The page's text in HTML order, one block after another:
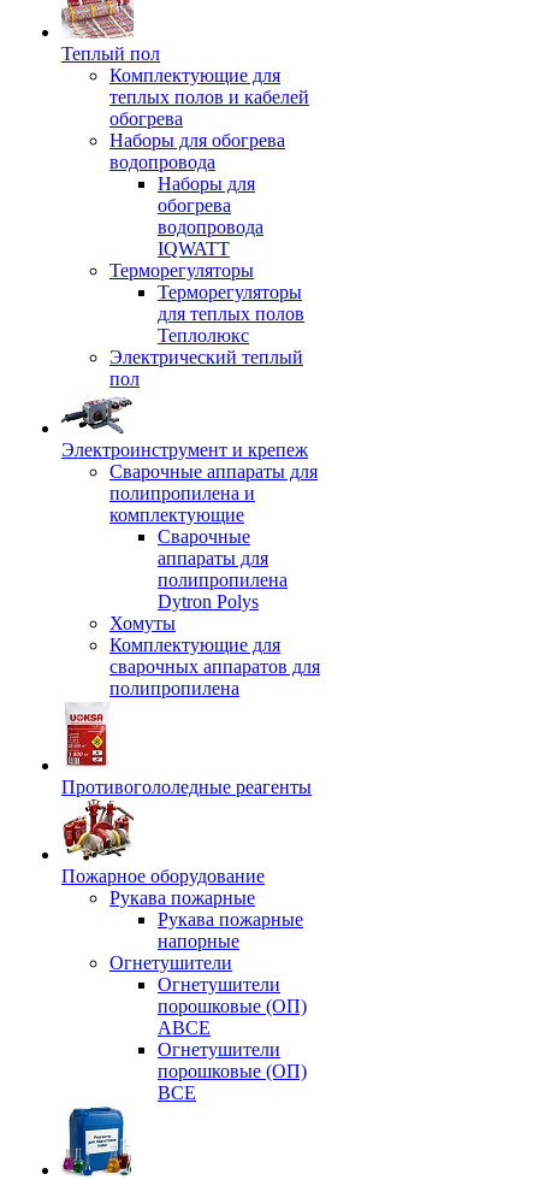
Теплый пол
Комплектующие для
теплых полов и кабелей
обогрева
Наборы для обогрева
водопровода
Наборы для
обогрева
водопровода
IQWATT
Терморегуляторы
Терморегуляторы
для теплых полов
Теплолюкс
Электрический теплый
пол
Электроинструмент и крепеж
Сварочные аппараты для
полипропилена и
комплектующие
Сварочные
аппараты для
полипропилена
Dytron Polys
Хомуты
Комплектующие для
сварочных аппаратов для
полипропилена
Противогололедные реагенты
Пожарное оборудование
Рукава пожарные
Рукава пожарные
напорные
Огнетушители
Огнетушители
порошковые (ОП)
АВСЕ
Огнетушители
порошковые (ОП)
ВСЕ